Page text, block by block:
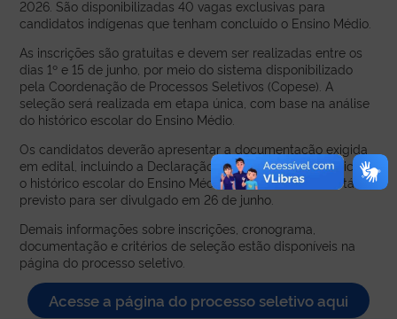
2026. São disponibilizadas 40 vagas exclusivas para
candidatos indígenas que tenham concluído o Ensino Médio.
As inscrições são gratuitas e devem ser realizadas entre os
dias 1º e 15 de junho, por meio do sistema disponibilizado
pela Coordenação de Processos Seletivos (Copese). A
seleção será realizada em etapa única, com base na análise
do histórico escolar do Ensino Médio.
Os candidatos deverão apresentar a documentação exigida
em edital, incluindo a Declaração de Pertencimento Étnico e
o histórico escolar do Ensino Médio. O resultado final está
previsto para ser divulgado em 26 de junho.
Demais informações sobre inscrições, cronograma,
documentação e critérios de seleção estão disponíveis na
página do processo seletivo.
Acesse a página do processo seletivo aqui